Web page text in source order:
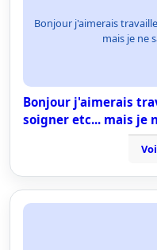
Bonjour j'aimerais
mais je ne
Bonjour j'aimerais
soigner etc... mais je